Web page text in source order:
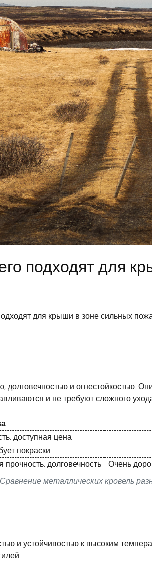
подходят для
для крыши в зоне сильных
долговечностью и огнестойкостью.
и не требуют сложного
Сравнение металлических кровель
доступная цена
покраски
долговечность Очень
и устойчивостью к высоким